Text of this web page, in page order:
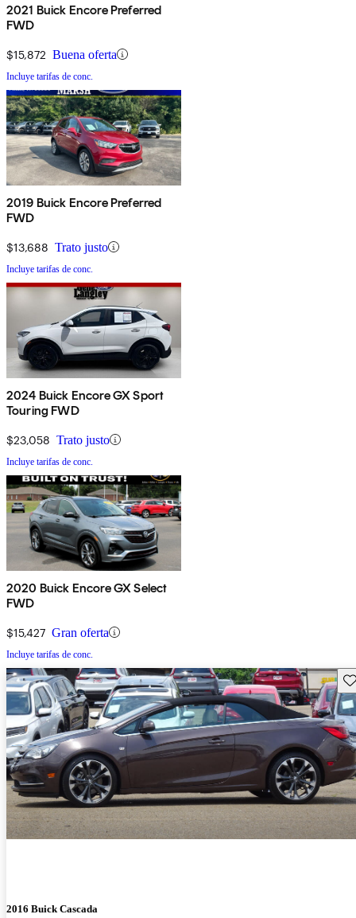
2021 Buick Encore Preferred
FWD
$15,872 Buena oferta
Incluye tarifas de conc.
2019 Buick Encore Preferred
FWD
$13,688 Trato justo
Incluye tarifas de conc.
2024 Buick Encore GX Sport
Touring FWD
$23,058 Trato justo
Incluye tarifas de conc.
2020 Buick Encore GX Select
FWD
$15,427 Gran oferta
Incluye tarifas de conc.
2016 Buick Cascada